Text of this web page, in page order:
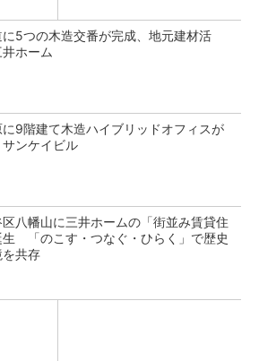
5つの木造交番が完成、地元建材活
ホーム
9階建て木造ハイブリッドオフィスが
ンケイビル
八幡山に三井ホームの「街並み賃貸住
生 「のこす・つなぐ・ひらく」で歴史
を共存